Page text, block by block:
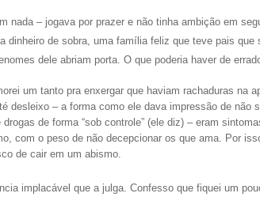
nada – jogava por prazer e não tinha ambição em
dinheiro de sobra, uma família feliz que teve pais
dele abriam porta. O que poderia haver de
um tanto pra enxergar que haviam rachaduras na
desleixo – a forma como ele dava impressão de não
de forma “sob controle” (ele diz) – eram
com o peso de não decepcionar os que ama. Por
de cair em um abismo.
implacável que a julga. Confesso que fiquei um